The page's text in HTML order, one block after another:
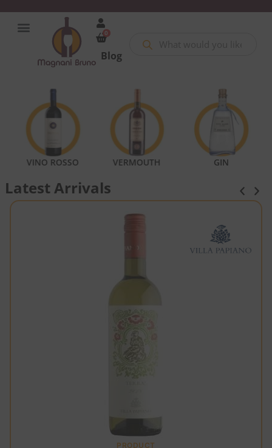
0
Blog
VINO ROSSO VERMOUTH GIN
Latest Arrivals
PRODUCT